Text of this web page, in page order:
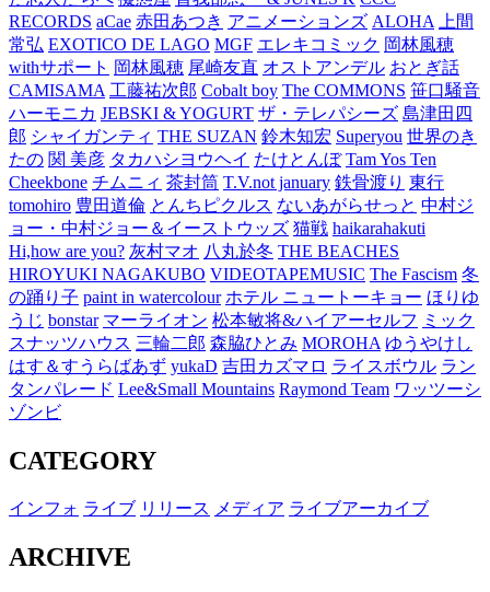
RECORDS aCae 赤田あつき アニメーションズ ALOHA
上間
常弘 EXOTICO DE LAGO MGF エレキコミック 岡林風穂
withサポート 岡林風穂 尾崎友直 オストアンデル おとぎ話
CAMISAMA 工藤祐次郎 Cobalt boy The COMMONS 笹口騒音
ハーモニカ JEBSKI & YOGURT ザ・テレパシーズ 島津田四
郎 シャイガンティ THE SUZAN 鈴木知宏 Superyou 世界のき
たの 関 美彦 タカハシヨウヘイ たけとんぼ Tam Yos Ten
Cheekbone チムニィ 茶封筒 T.V.not january 鉄骨渡り 東行
tomohiro 豊田道倫 とんちピクルス ないあがらせっと 中村ジ
ョー・中村ジョー＆イーストウッズ 猫戦 haikarahakuti
Hi,how are you? 灰村マオ 八丸於冬 THE BEACHES
HIROYUKI NAGAKUBO VIDEOTAPEMUSIC The Fascism 冬
の踊り子 paint in watercolour ホテル ニュートーキョー ほりゆ
うじ bonstar マーライオン 松本敏将&ハイアーセルフ ミック
スナッツハウス 三輪二郎 森脇ひとみ MOROHA ゆうやけし
はす＆すうらばあず yukaD 吉田カズマロ ライスボウル ラン
タンパレード Lee&Small Mountains Raymond Team ワッツーシ
ゾンビ
CATEGORY
インフォ ライブ リリース メディア ライブアーカイブ
ARCHIVE